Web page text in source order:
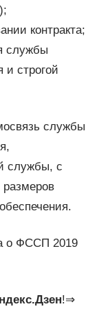
контракта;
службы
и строгой
службы
службы, с
размеров
о ФССП 2019
!⇒